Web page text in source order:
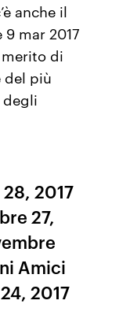
anche il
mar 2017
di
del più
degli
2017
27,
Amici
2017